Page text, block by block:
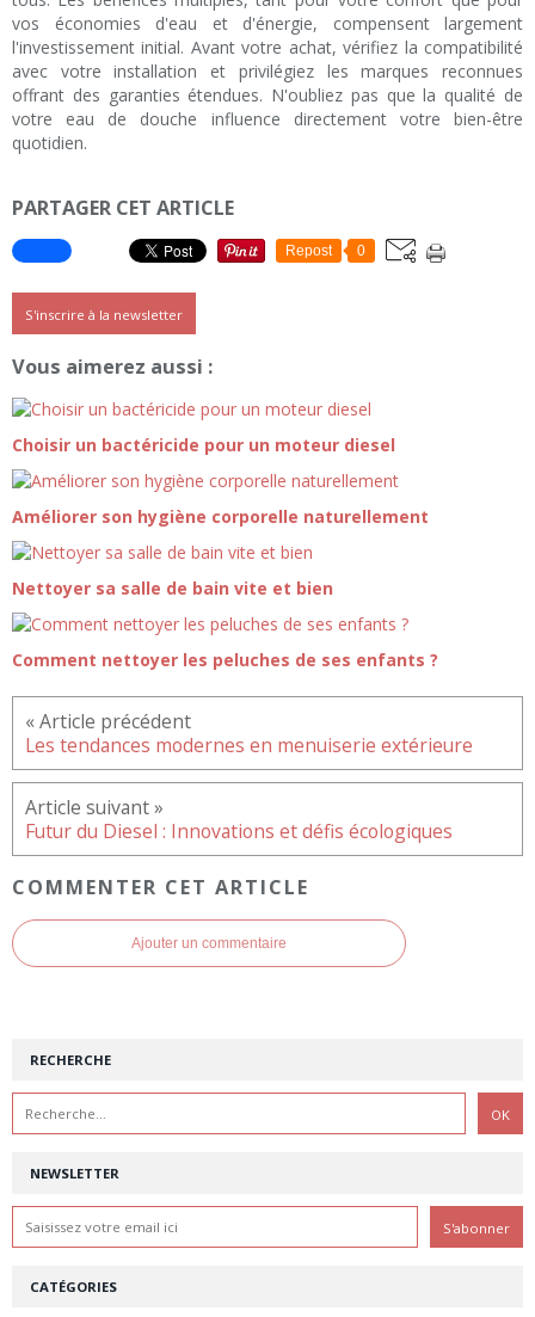
vos économies d'eau et d'énergie, compensent largement
l'investissement initial. Avant votre achat, vérifiez la compatibilité
avec votre installation et privilégiez les marques reconnues
offrant des garanties étendues. N'oubliez pas que la qualité de
votre eau de douche influence directement votre bien-être
quotidien.
PARTAGER CET ARTICLE
Repost 0
S'inscrire à la newsletter
Vous aimerez aussi :
Choisir un bactéricide pour un moteur diesel
Améliorer son hygiène corporelle naturellement
Nettoyer sa salle de bain vite et bien
Comment nettoyer les peluches de ses enfants ?
Les tendances modernes en menuiserie extérieure
Futur du Diesel : Innovations et défis écologiques
COMMENTER CET ARTICLE
Ajouter un commentaire
NEWSLETTER
RECHERCHE
CATÉGORIES